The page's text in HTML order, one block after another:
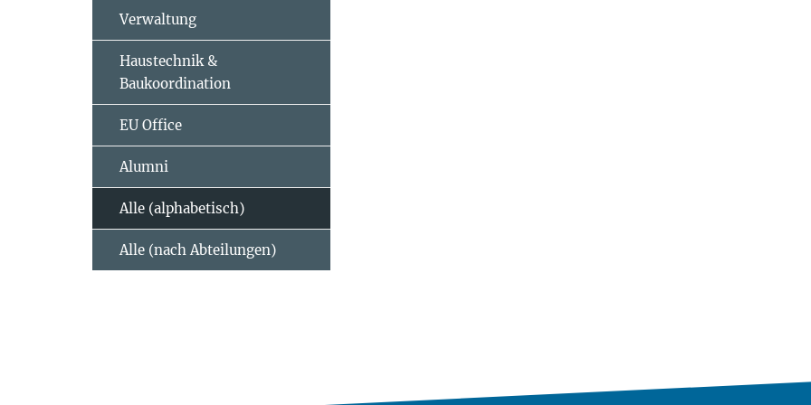
Verwaltung
Haustechnik &
Baukoordination
EU Office
Alumni
Alle (alphabetisch)
Alle (nach Abteilungen)